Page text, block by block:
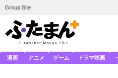
Group Site
漫画 アニメ ゲーム ドラマ映画